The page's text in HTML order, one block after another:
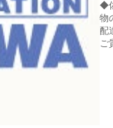
◆
物
配
ご